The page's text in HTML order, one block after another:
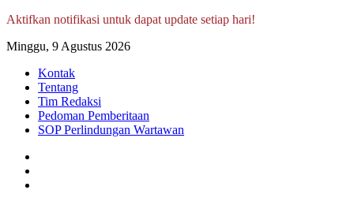
Aktifkan notifikasi untuk dapat update setiap hari!
Minggu, 9 Agustus 2026
Kontak
Tentang
Tim Redaksi
Pedoman Pemberitaan
SOP Perlindungan Wartawan